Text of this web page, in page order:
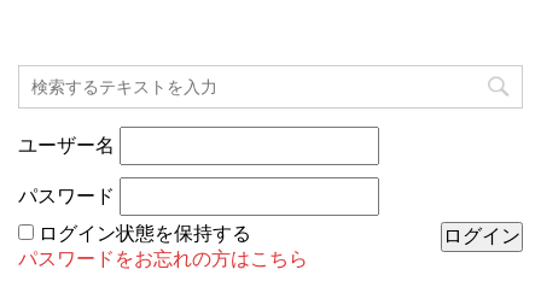
ユーザー名
パスワード
ログイン状態を保持する
パスワードをお忘れの方はこちら